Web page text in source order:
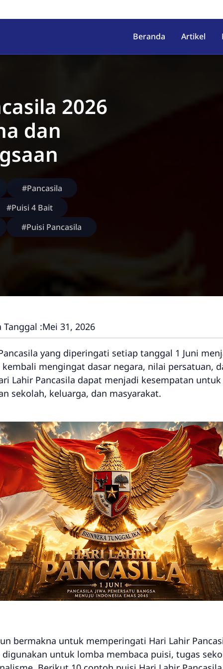
Kec. Lumbir, Kab.
Beranda Artikel
2026
dan
#Pancasila
#Puisi 4 Bait
#Puisi Pancasila
Tanggal :Mei 31, 2026
yang diperingati setiap tanggal 1 Juni
mengingat dasar negara, nilai persatuan,
Lahir Pancasila dapat menjadi kesempatan
sekolah, keluarga, dan masyarakat.
bermakna untuk memperingati Hari Lahir
digunakan untuk lomba membaca puisi, tugas